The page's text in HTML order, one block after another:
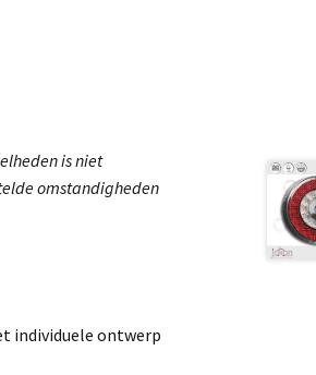
is niet
omstandigheden
individuele ontwerp